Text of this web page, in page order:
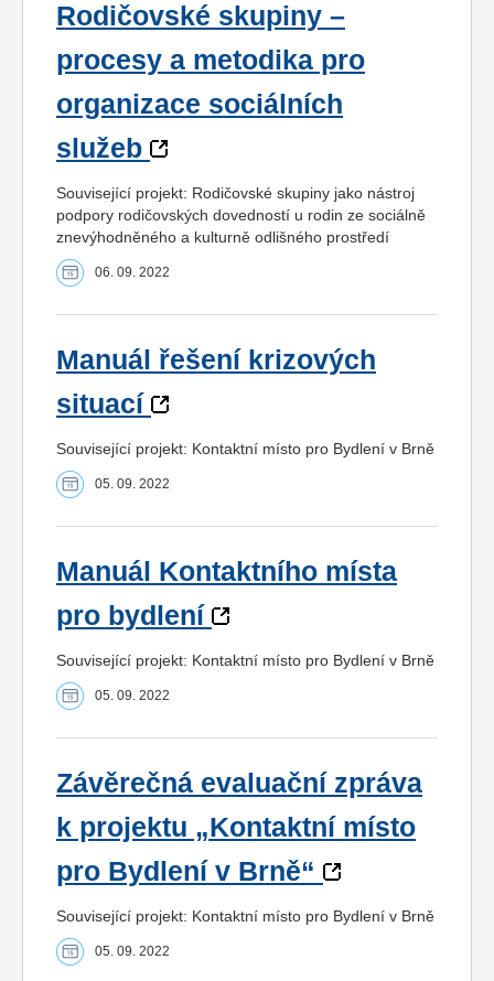
Rodičovské skupiny –
procesy a metodika pro
organizace sociálních
služeb
Související projekt: Rodičovské skupiny jako nástroj
podpory rodičovských dovedností u rodin ze sociálně
znevýhodněného a kulturně odlišného prostředí
06. 09. 2022
Manuál řešení krizových
situací
Související projekt: Kontaktní místo pro Bydlení v Brně
05. 09. 2022
Manuál Kontaktního místa
pro bydlení
Související projekt: Kontaktní místo pro Bydlení v Brně
05. 09. 2022
Závěrečná evaluační zpráva
k projektu „Kontaktní místo
pro Bydlení v Brně“
Související projekt: Kontaktní místo pro Bydlení v Brně
05. 09. 2022